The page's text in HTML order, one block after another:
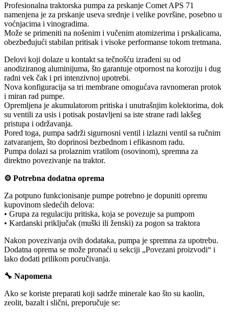
Profesionalna traktorska pumpa za prskanje Comet APS 71
namenjena je za prskanje useva srednje i velike površine, posebno u
voćnjacima i vinogradima.
Može se primeniti na nošenim i vučenim atomizerima i prskalicama,
obezbeđujući stabilan pritisak i visoke performanse tokom tretmana.
Delovi koji dolaze u kontakt sa tečnošću izrađeni su od
anodiziranog aluminijuma, što garantuje otpornost na koroziju i dug
radni vek čak i pri intenzivnoj upotrebi.
Nova konfiguracija sa tri membrane omogućava ravnomeran protok
i miran rad pumpe.
Opremljena je akumulatorom pritiska i unutrašnjim kolektorima, dok
su ventili za usis i potisak postavljeni sa iste strane radi lakšeg
pristupa i održavanja.
Pored toga, pumpa sadrži sigurnosni ventil i izlazni ventil sa ručnim
zatvaranjem, što doprinosi bezbednom i efikasnom radu.
Pumpa dolazi sa prolaznim vratilom (osovinom), spremna za
direktno povezivanje na traktor.
⚙️ Potrebna dodatna oprema
Za potpuno funkcionisanje pumpe potrebno je dopuniti opremu
kupovinom sledećih delova:
• Grupa za regulaciju pritiska, koja se povezuje sa pumpom
• Kardanski priključak (muški ili ženski) za pogon sa traktora
Nakon povezivanja ovih dodataka, pumpa je spremna za upotrebu.
Dodatna oprema se može pronaći u sekciji „Povezani proizvodi“ i
lako dodati prilikom poručivanja.
🔧 Napomena
Ako se koriste preparati koji sadrže minerale kao što su kaolin,
zeolit, bazalt i slični, preporučuje se: